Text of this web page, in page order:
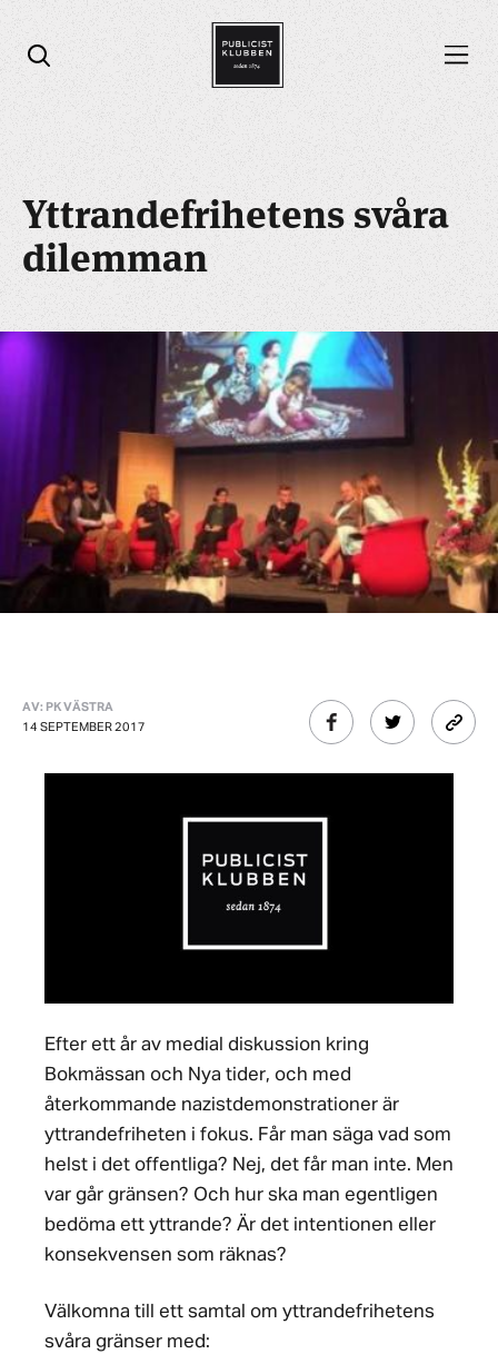
Öppna sök
Öppna menyn
Yttrandefrihetens svåra
dilemman
AV: PK VÄSTRA
14 SEPTEMBER 2017
Efter ett år av medial diskussion kring
Bokmässan och Nya tider, och med
återkommande nazistdemonstrationer är
yttrandefriheten i fokus. Får man säga vad som
helst i det offentliga? Nej, det får man inte. Men
var går gränsen? Och hur ska man egentligen
bedöma ett yttrande? Är det intentionen eller
konsekvensen som räknas?
Välkomna till ett samtal om yttrandefrihetens
svåra gränser med: